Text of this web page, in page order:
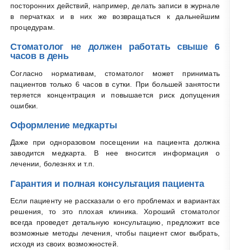
посторонних действий, например, делать записи в журнале
в перчатках и в них же возвращаться к дальнейшим
процедурам.
Стоматолог не должен работать свыше 6
часов в день
Согласно нормативам, стоматолог может принимать
пациентов только 6 часов в сутки. При большей занятости
теряется концентрация и повышается риск допущения
ошибки.
Оформление медкарты
Даже при одноразовом посещении на пациента должна
заводится медкарта. В нее вносится информация о
лечении, болезнях и т.п.
Гарантия и полная консультация пациента
Если пациенту не рассказали о его проблемах и вариантах
решения, то это плохая клиника. Хороший стоматолог
всегда проведет детальную консультацию, предложит все
возможные методы лечения, чтобы пациент смог выбрать,
исходя из своих возможностей.